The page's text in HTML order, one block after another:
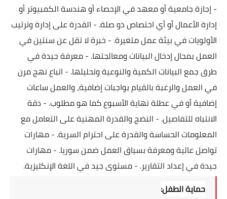
- إجازة جامعية أو معهد في الإحصاء أو هندسة الكمبيوتر أو
إدارة الأعمال أو أي اختصاص ذو صلة. - القدرة على إدارة وترتيب
الأولويات في بيئة عمل متغيرة. - خبرة لا تقل عن سنتين في
العمل بمجال إدخال البيانات ومعالجتها. - معرفة جيدة في
طرق جمع البيانات الكمية والنوعية وتحليلها. - اتباع نهج مرن
في العمل والرغبة بالقيام بواجبات إضافية، والعمل ساعات
إضافية أو في عطلة نهاية الأسبوع كما هو مطلوب. - دقة
الانتباه للتفاصيل. - النضج والقدرة المهنية على التعامل مع
المعلومات الحساسة والقدرة على احترام السرية. - مهارات
تواصل عالية ومعرفة بسياق العمل ضمن سوريا. - مهارات
جيدة في إعداد التقارير. - مستوى جيد في اللغة الإنكليزية.
حماية الطفل: